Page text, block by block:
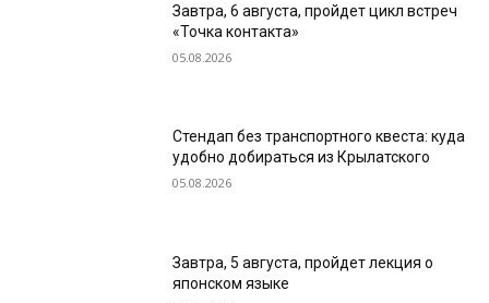
Завтра, 6 августа, пройдет цикл встреч
«Точка контакта»
05.08.2026
Стендап без транспортного квеста: куда
удобно добираться из Крылатского
05.08.2026
Завтра, 5 августа, пройдет лекция о
японском языке